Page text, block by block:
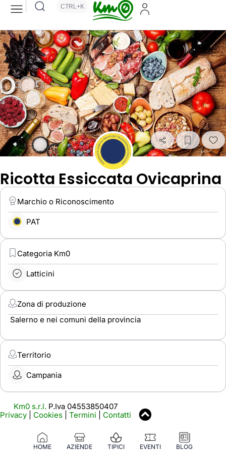
CTRL+K
HOME AZIENDE TIPICI EVENTI BLOG
Ricotta Essiccata Ovicaprina
Marchio o Riconoscimento
PAT
Categoria Km0
Latticini
Zona di produzione
Salerno e nei comuni della provincia
Territorio
Campania
Km0 s.r.l. P.Iva 04553850407
Privacy
Cookies Termini Contatti